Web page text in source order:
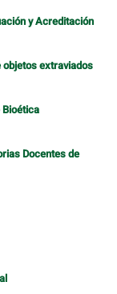
y Acreditación
objetos extraviados
Docentes de